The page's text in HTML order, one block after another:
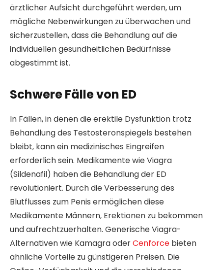
ärztlicher Aufsicht durchgeführt werden, um
mögliche Nebenwirkungen zu überwachen und
sicherzustellen, dass die Behandlung auf die
individuellen gesundheitlichen Bedürfnisse
abgestimmt ist.
Schwere Fälle von ED
In Fällen, in denen die erektile Dysfunktion trotz
Behandlung des Testosteronspiegels bestehen
bleibt, kann ein medizinisches Eingreifen
erforderlich sein. Medikamente wie Viagra
(Sildenafil) haben die Behandlung der ED
revolutioniert. Durch die Verbesserung des
Blutflusses zum Penis ermöglichen diese
Medikamente Männern, Erektionen zu bekommen
und aufrechtzuerhalten. Generische Viagra-
Alternativen wie Kamagra oderCenforce bieten
ähnliche Vorteile zu günstigeren Preisen. Die